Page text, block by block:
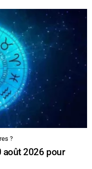
?
août 2026 pour